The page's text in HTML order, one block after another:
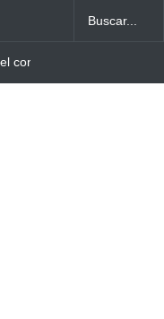
Esencial para Mejorar tu